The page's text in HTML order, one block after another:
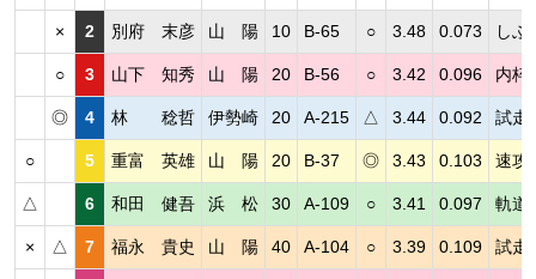
× 2 別府 末彦 山 陽 10 B-65 ○ 3.48 0.073 しぶ
○ 3 山下 知秀 山 陽 20 B-56 ○ 3.42 0.096 内枠
◎ 4 林 稔哲 伊勢崎 20 A-215 △ 3.44 0.092 試走
○ 5 重富 英雄 山 陽 20 B-37 ◎ 3.43 0.103 速攻
△ 6 和田 健吾 浜 松 30 A-109 ○ 3.41 0.097 軌道
× △ 7 福永 貴史 山 陽 40 A-104 ○ 3.39 0.109 試走